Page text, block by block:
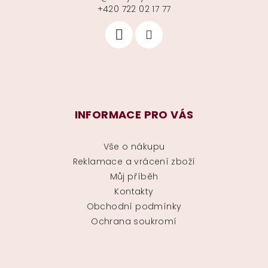
+420 722 02 17 77
INFORMACE PRO VÁS
Vše o nákupu
Reklamace a vrácení zboží
Můj příběh
Kontakty
Obchodní podmínky
Ochrana soukromí